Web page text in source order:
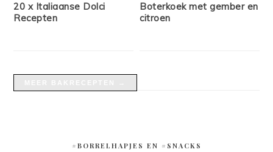
20 x Italiaanse Dolci
Recepten
Boterkoek met gember en
citroen
#BORRELHAPJES EN #SNACKS